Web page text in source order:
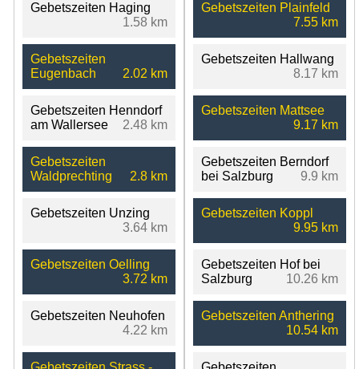
Gebetszeiten Haging
1.58 km
Gebetszeiten
Eugenbach
2.02 km
Gebetszeiten Henndorf
am Wallersee
2.48 km
Gebetszeiten
Waldprechting
2.8 km
Gebetszeiten Unzing
3.64 km
Gebetszeiten Oelling
3.72 km
Gebetszeiten Neuhofen
4.22 km
Gebetszeiten Plainfeld
7.55 km
Gebetszeiten Hallwang
8.17 km
Gebetszeiten Mattsee
9.17 km
Gebetszeiten Berndorf
bei Salzburg
9.9 km
Gebetszeiten Koppl
9.95 km
Gebetszeiten Hof bei
Salzburg
10.26 km
Gebetszeiten Anthering
10.54 km